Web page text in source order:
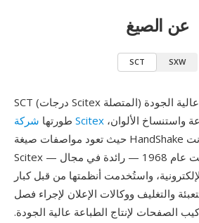
عن الصيغ
SCT SXW
SCT (درجات Scitex المتصلة) هي صيغة صور نقطية عالية الجودة
طورتها شركة Scitex
حيث تعود مواصفات صيغة HandShake إلى عام 1988. كانت
Scitex — شركة إسرائيلية تأسست عام 1968 — رائدة في مجال
واستُخدمت أنظمتها من قبل كبار
والتغليف ووكالات الإعلان لإجراء فصل
الصفحات لإنتاج الطباعة عالية الجودة.